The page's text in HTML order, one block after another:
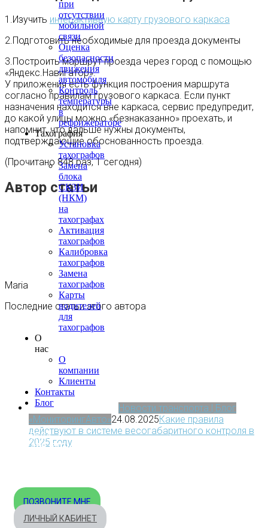
при
отсутствии
мобильной
связи
Оценка
безопасности
движения
автомобиля
Контроль
температуры
в
рефрижераторе
Тахография
Установка
тахографов
Замена
блока
СКЗИ
(НКМ)
на
тахографах
Активация
тахографов
Калибровка
тахографов
Замена
тахографов
Карты
водителей
для
тахографов
О
нас
О
компании
Клиенты
Контакты
Блог
МОСКВА
+7 495 540-40-84
ПОЗВОНИТЕ МНЕ
ЛИЧНЫЙ КАБИНЕТ
1.Изучить интерактивную карту грузового каркаса
2.Подготовить необходимые для проезда документы
3.Построить маршрут проезда через город с помощью
«Яндекс.Навигатор».
У приложения есть функция построения маршрута
согласно правилам грузового каркаса. Если пункт
назначения находится вне каркаса, сервис предупредит,
до какой улицы можно «безнаказанно» проехать, и
напомнит, что дальше нужны документы,
подтверждающие обоснованность проезда.
(Прочитано 848 раз, 1 сегодня)
Автор статьи
Maria
Последние статьи этого автора
Новости транспорта | Блог
«МониторингАвто»24.08.2025Какие правила
действуют в системе весогабаритного контроля в
2025 году